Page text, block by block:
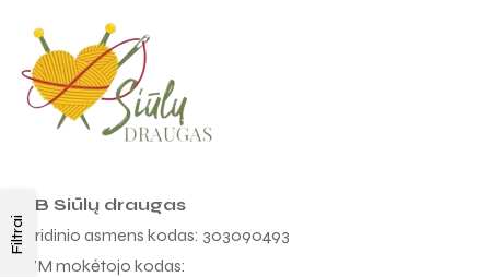
Filtrai
MB Siūlų draugas
Juridinio asmens kodas: 303090493
PVM mokėtojo kodas: